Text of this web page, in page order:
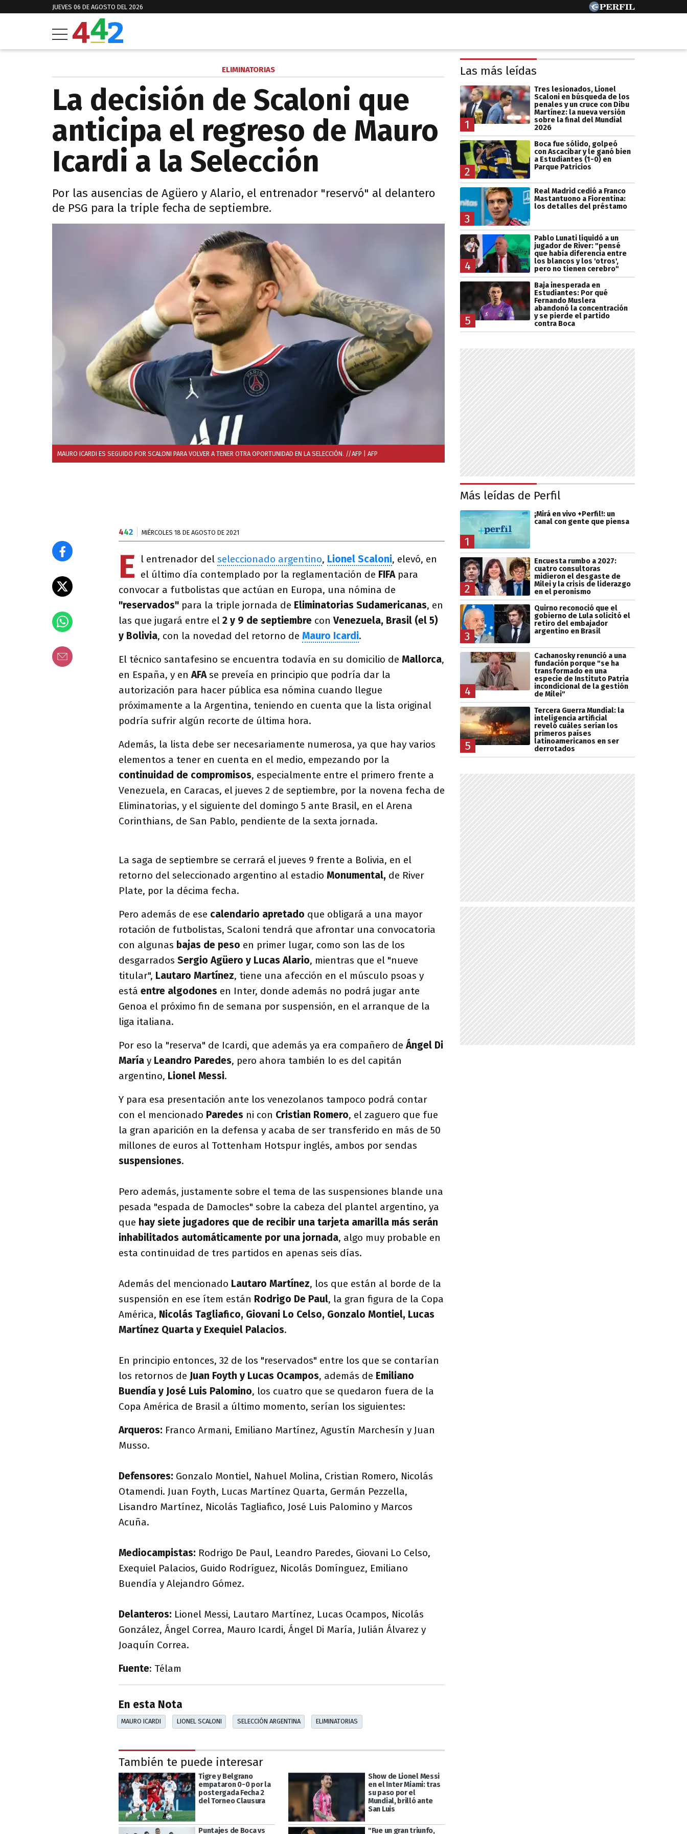
JUEVES 06 DE AGOSTO DEL 2026
ELIMINATORIAS
La decisión de Scaloni que
anticipa el regreso de Mauro
Icardi a la Selección
Por las ausencias de Agüero y Alario, el entrenador "reservó" al delantero
de PSG para la triple fecha de septiembre.
MAURO ICARDI ES SEGUIDO POR SCALONI PARA VOLVER A TENER OTRA OPORTUNIDAD EN LA SELECCIÓN. //AFP | AFP
442 MIÉRCOLES 18 DE AGOSTO DE 2021
E l entrenador del seleccionado argentino, Lionel Scaloni, elevó, en
el último día contemplado por la reglamentación de FIFApara
convocar a futbolistas que actúan en Europa, una nómina de
"reservados" para la triple jornada de Eliminatorias Sudamericanas, en
las que jugará entre el 2 y 9 de septiembre conVenezuela, Brasil (el 5)
y Bolivia, con la novedad del retorno de Mauro Icardi.
El técnico santafesino se encuentra todavía en su domicilio de Mallorca,
en España, y enAFAse preveía en principio que podría dar la
autorización para hacer pública esa nómina cuando llegue
próximamente a la Argentina, teniendo en cuenta que la lista original
podría sufrir algún recorte de última hora.
Además, la lista debe ser necesariamente numerosa, ya que hay varios
elementos a tener en cuenta en el medio, empezando por la
continuidad de compromisos, especialmente entre el primero frente a
Venezuela, en Caracas, el jueves 2 de septiembre, por la novena fecha de
Eliminatorias, y el siguiente del domingo 5 ante Brasil, en el Arena
Corinthians, de San Pablo, pendiente de la sexta jornada.
La saga de septiembre se cerrará el jueves 9 frente a Bolivia, en el
retorno del seleccionado argentino al estadio Monumental, de River
Plate, por la décima fecha.
Pero además de ese calendario apretado que obligará a una mayor
rotación de futbolistas, Scaloni tendrá que afrontar una convocatoria
con algunas bajas de peso en primer lugar, como son las de los
desgarrados Sergio Agüero y Lucas Alario, mientras que el "nueve
titular", Lautaro Martínez, tiene una afección en el músculo psoas y
está entre algodones en Inter, donde además no podrá jugar ante
Genoa el próximo fin de semana por suspensión, en el arranque de la
liga italiana.
Por eso la "reserva" de Icardi, que además ya era compañero deÁngel Di
María y Leandro Paredes, pero ahora también lo es del capitán
argentino, Lionel Messi.
Y para esa presentación ante los venezolanos tampoco podrá contar
con el mencionado Paredes ni con Cristian Romero, el zaguero que fue
la gran aparición en la defensa y acaba de ser transferido en más de 50
millones de euros al Tottenham Hotspur inglés, ambos por sendas
suspensiones.
Pero además, justamente sobre el tema de las suspensiones blande una
pesada "espada de Damocles" sobre la cabeza del plantel argentino, ya
que hay siete jugadores que de recibir una tarjeta amarilla más serán
inhabilitados automáticamente por una jornada, algo muy probable en
esta continuidad de tres partidos en apenas seis días.
Además del mencionado Lautaro Martínez, los que están al borde de la
suspensión en ese ítem están Rodrigo De Paul, la gran figura de la Copa
América, Nicolás Tagliafico, Giovani Lo Celso, Gonzalo Montiel, Lucas
Martínez Quarta y Exequiel Palacios.
En principio entonces, 32 de los "reservados" entre los que se contarían
los retornos de Juan Foyth y Lucas Ocampos, además de Emiliano
Buendía y José Luis Palomino, los cuatro que se quedaron fuera de la
Copa América de Brasil a último momento, serían los siguientes:
Arqueros: Franco Armani, Emiliano Martínez, Agustín Marchesín y Juan
Musso.
Defensores: Gonzalo Montiel, Nahuel Molina, Cristian Romero, Nicolás
Otamendi. Juan Foyth, Lucas Martínez Quarta, Germán Pezzella,
Lisandro Martínez, Nicolás Tagliafico, José Luis Palomino y Marcos
Acuña.
Mediocampistas: Rodrigo De Paul, Leandro Paredes, Giovani Lo Celso,
Exequiel Palacios, Guido Rodríguez, Nicolás Domínguez, Emiliano
Buendía y Alejandro Gómez.
Delanteros: Lionel Messi, Lautaro Martínez, Lucas Ocampos, Nicolás
González, Ángel Correa, Mauro Icardi, Ángel Di María, Julián Álvarez y
Joaquín Correa.
Fuente: Télam
En esta Nota
MAURO ICARDI LIONEL SCALONI SELECCIÓN ARGENTINA ELIMINATORIAS
También te puede interesar
Tigre y Belgrano
empataron 0-0 por la
postergada Fecha 2
del Torneo Clausura
Show de Lionel Messi
en el Inter Miami: tras
su paso por el
Mundial, brilló ante
San Luis
Puntajes de Boca vs "Fue un gran triunfo,
Las más leídas
1
Tres lesionados, Lionel
Scaloni en búsqueda de los
penales y un cruce con Dibu
Martínez: la nueva versión
sobre la final del Mundial
2026
2
Boca fue sólido, golpeó
con Ascacibar y le ganó bien
a Estudiantes (1-0) en
Parque Patricios
3
Real Madrid cedió a Franco
Mastantuono a Fiorentina:
los detalles del préstamo
4
Pablo Lunati liquidó a un
jugador de River: "pensé
que había diferencia entre
los blancos y los 'otros',
pero no tienen cerebro"
5
Baja inesperada en
Estudiantes: Por qué
Fernando Muslera
abandonó la concentración
y se pierde el partido
contra Boca
Más leídas de Perfil
1
¡Mirá en vivo +Perfil!: un
canal con gente que piensa
2
Encuesta rumbo a 2027:
cuatro consultoras
midieron el desgaste de
Milei y la crisis de liderazgo
en el peronismo
3
Quirno reconoció que el
gobierno de Lula solicitó el
retiro del embajador
argentino en Brasil
4
Cachanosky renunció a una
fundación porque "se ha
transformado en una
especie de Instituto Patria
incondicional de la gestión
de Milei"
5
Tercera Guerra Mundial: la
inteligencia artificial
reveló cuáles serían los
primeros países
latinoamericanos en ser
derrotados